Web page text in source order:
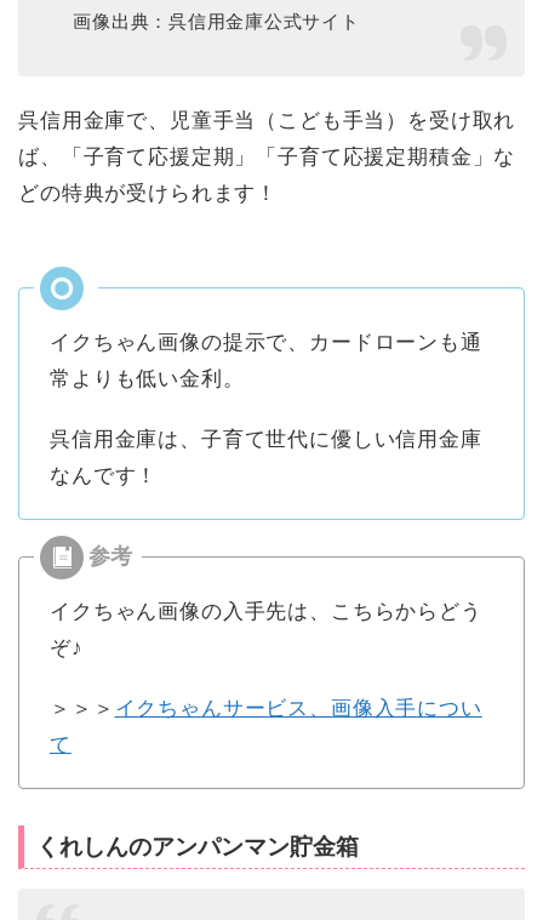
画像出典：呉信用金庫公式サイト
呉信用金庫で、児童手当（こども手当）を受け取れ
ば、「子育て応援定期」「子育て応援定期積金」な
どの特典が受けられます！
イクちゃん画像の提示で、カードローンも通
常よりも低い金利。
呉信用金庫は、子育て世代に優しい信用金庫
なんです！
イクちゃん画像の入手先は、こちらからどう
ぞ♪
＞＞＞ イクちゃんサービス、画像入手につい
て
くれしんのアンパンマン貯金箱